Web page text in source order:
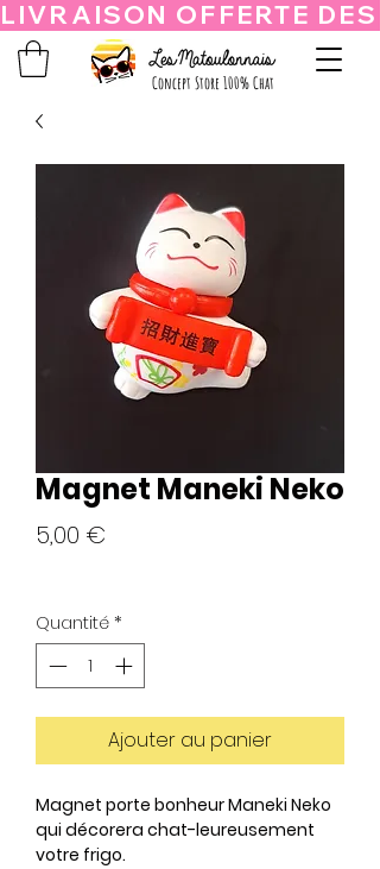
Concept Store 100% Chat
Magnet Maneki Neko
5,00 €
Quantité*
Ajouter au panier
Magnet porte bonheur Maneki Neko
qui décorera chat-leureusement
votre frigo.